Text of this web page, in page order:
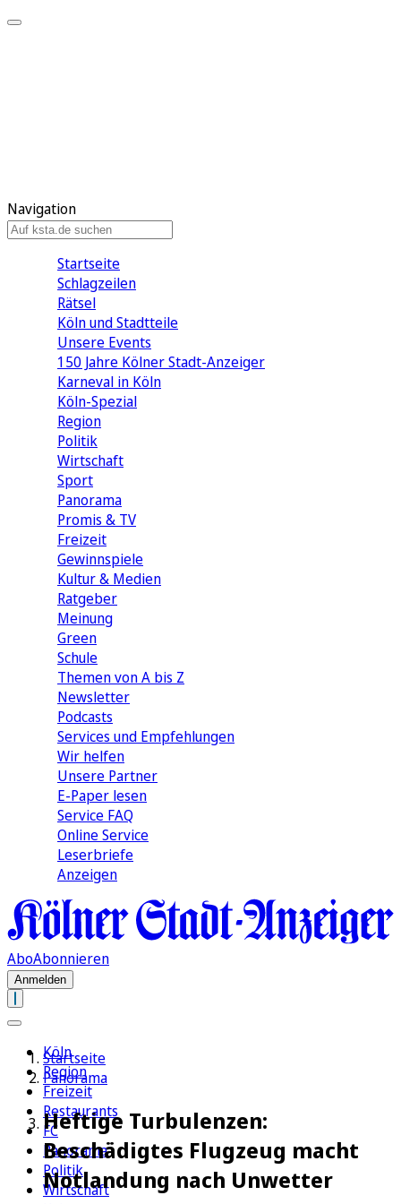
Navigation
Startseite
Schlagzeilen
Rätsel
Köln und Stadtteile
Unsere Events
150 Jahre Kölner Stadt-Anzeiger
Karneval in Köln
Köln-Spezial
Region
Politik
Wirtschaft
Sport
Panorama
Promis & TV
Freizeit
Gewinnspiele
Kultur & Medien
Ratgeber
Meinung
Green
Schule
Themen von A bis Z
Newsletter
Podcasts
Services und Empfehlungen
Wir helfen
Unsere Partner
E-Paper lesen
Service FAQ
Online Service
Leserbriefe
Anzeigen
AboAbonnieren
Anmelden
Köln
Region
Freizeit
Restaurants
FC
Panorama
Politik
Wirtschaft
Startseite
Panorama
Heftige Turbulenzen:
Beschädigtes Flugzeug macht
Notlandung nach Unwetter